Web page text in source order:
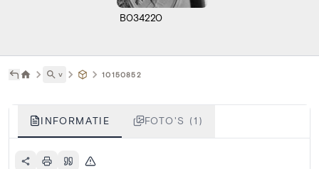
B034220
˅ 10150852
INFORMATIE FOTO'S (1)